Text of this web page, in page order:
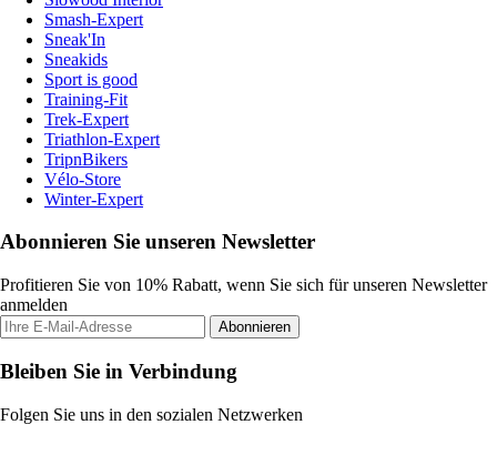
Smash-Expert
Sneak'In
Sneakids
Sport is good
Training-Fit
Trek-Expert
Triathlon-Expert
TripnBikers
Vélo-Store
Winter-Expert
Abonnieren Sie unseren Newsletter
Profitieren Sie von 10% Rabatt, wenn Sie sich für unseren Newsletter
anmelden
Abonnieren
Bleiben Sie in Verbindung
Folgen Sie uns in den sozialen Netzwerken